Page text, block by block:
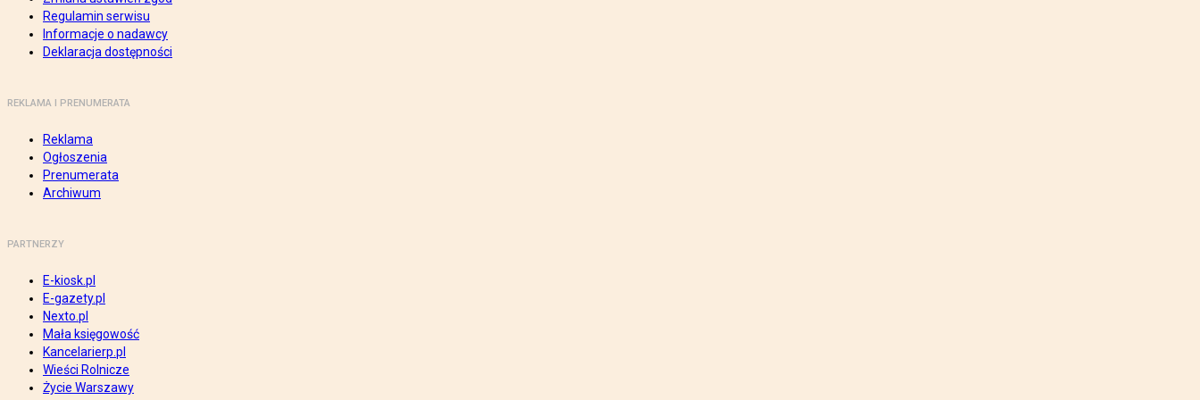
Regulamin serwisu
Informacje o nadawcy
Deklaracja dostępności
REKLAMA I PRENUMERATA
Reklama
Ogłoszenia
Prenumerata
Archiwum
PARTNERZY
E-kiosk.pl
E-gazety.pl
Nexto.pl
Mała księgowość
Kancelarierp.pl
Wieści Rolnicze
Życie Warszawy